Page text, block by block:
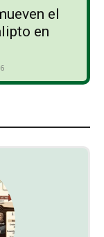
el
en